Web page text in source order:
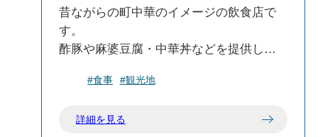
昔ながらの町中華のイメージの飲食店で
す。
酢豚や麻婆豆腐・中華丼などを提供して
味噌ネギラーメンが個人的にはおすすめ
#食事 #観光地
詳細を見る